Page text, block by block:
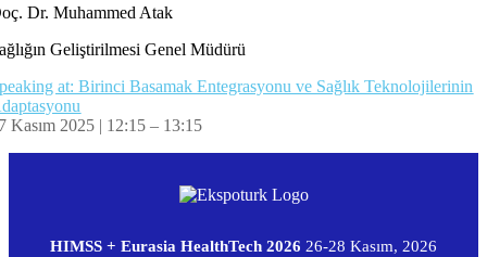
Dr. Muhammed Atak
Geliştirilmesi Genel Müdürü
at: Birinci Basamak Entegrasyonu ve Sağlık Teknolojilerinin
Kasım 2025 | 12:15 – 13:15
HIMSS + Eurasia HealthTech 2026 26-28 Kasım, 2026